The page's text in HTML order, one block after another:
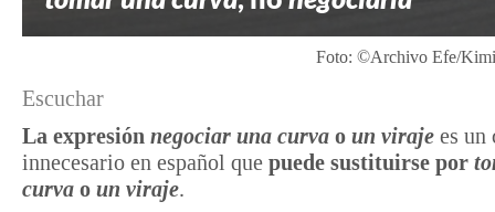
Foto: ©Archivo Efe/
Escuchar
La expresión negociar una curva o un viraje es un
innecesario en español que puede sustituirse por
curva o un viraje.